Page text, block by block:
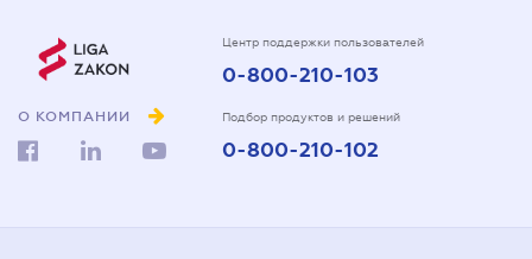
О КОМПАНИИ
Центр поддержки пользователей
0-800-210-103
Подбор продуктов и решений
0-800-210-102